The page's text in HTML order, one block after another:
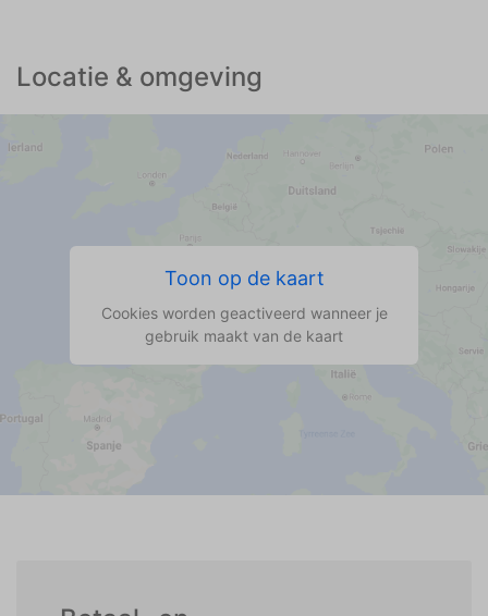
Locatie & omgeving
Toon op de kaart
Cookies worden geactiveerd wanneer je
gebruik maakt van de kaart